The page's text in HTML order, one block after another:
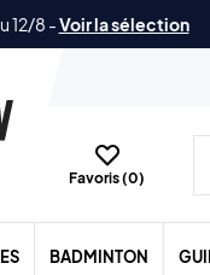
12/8 -Voir la sélection
Favoris (0)
BADMINTON